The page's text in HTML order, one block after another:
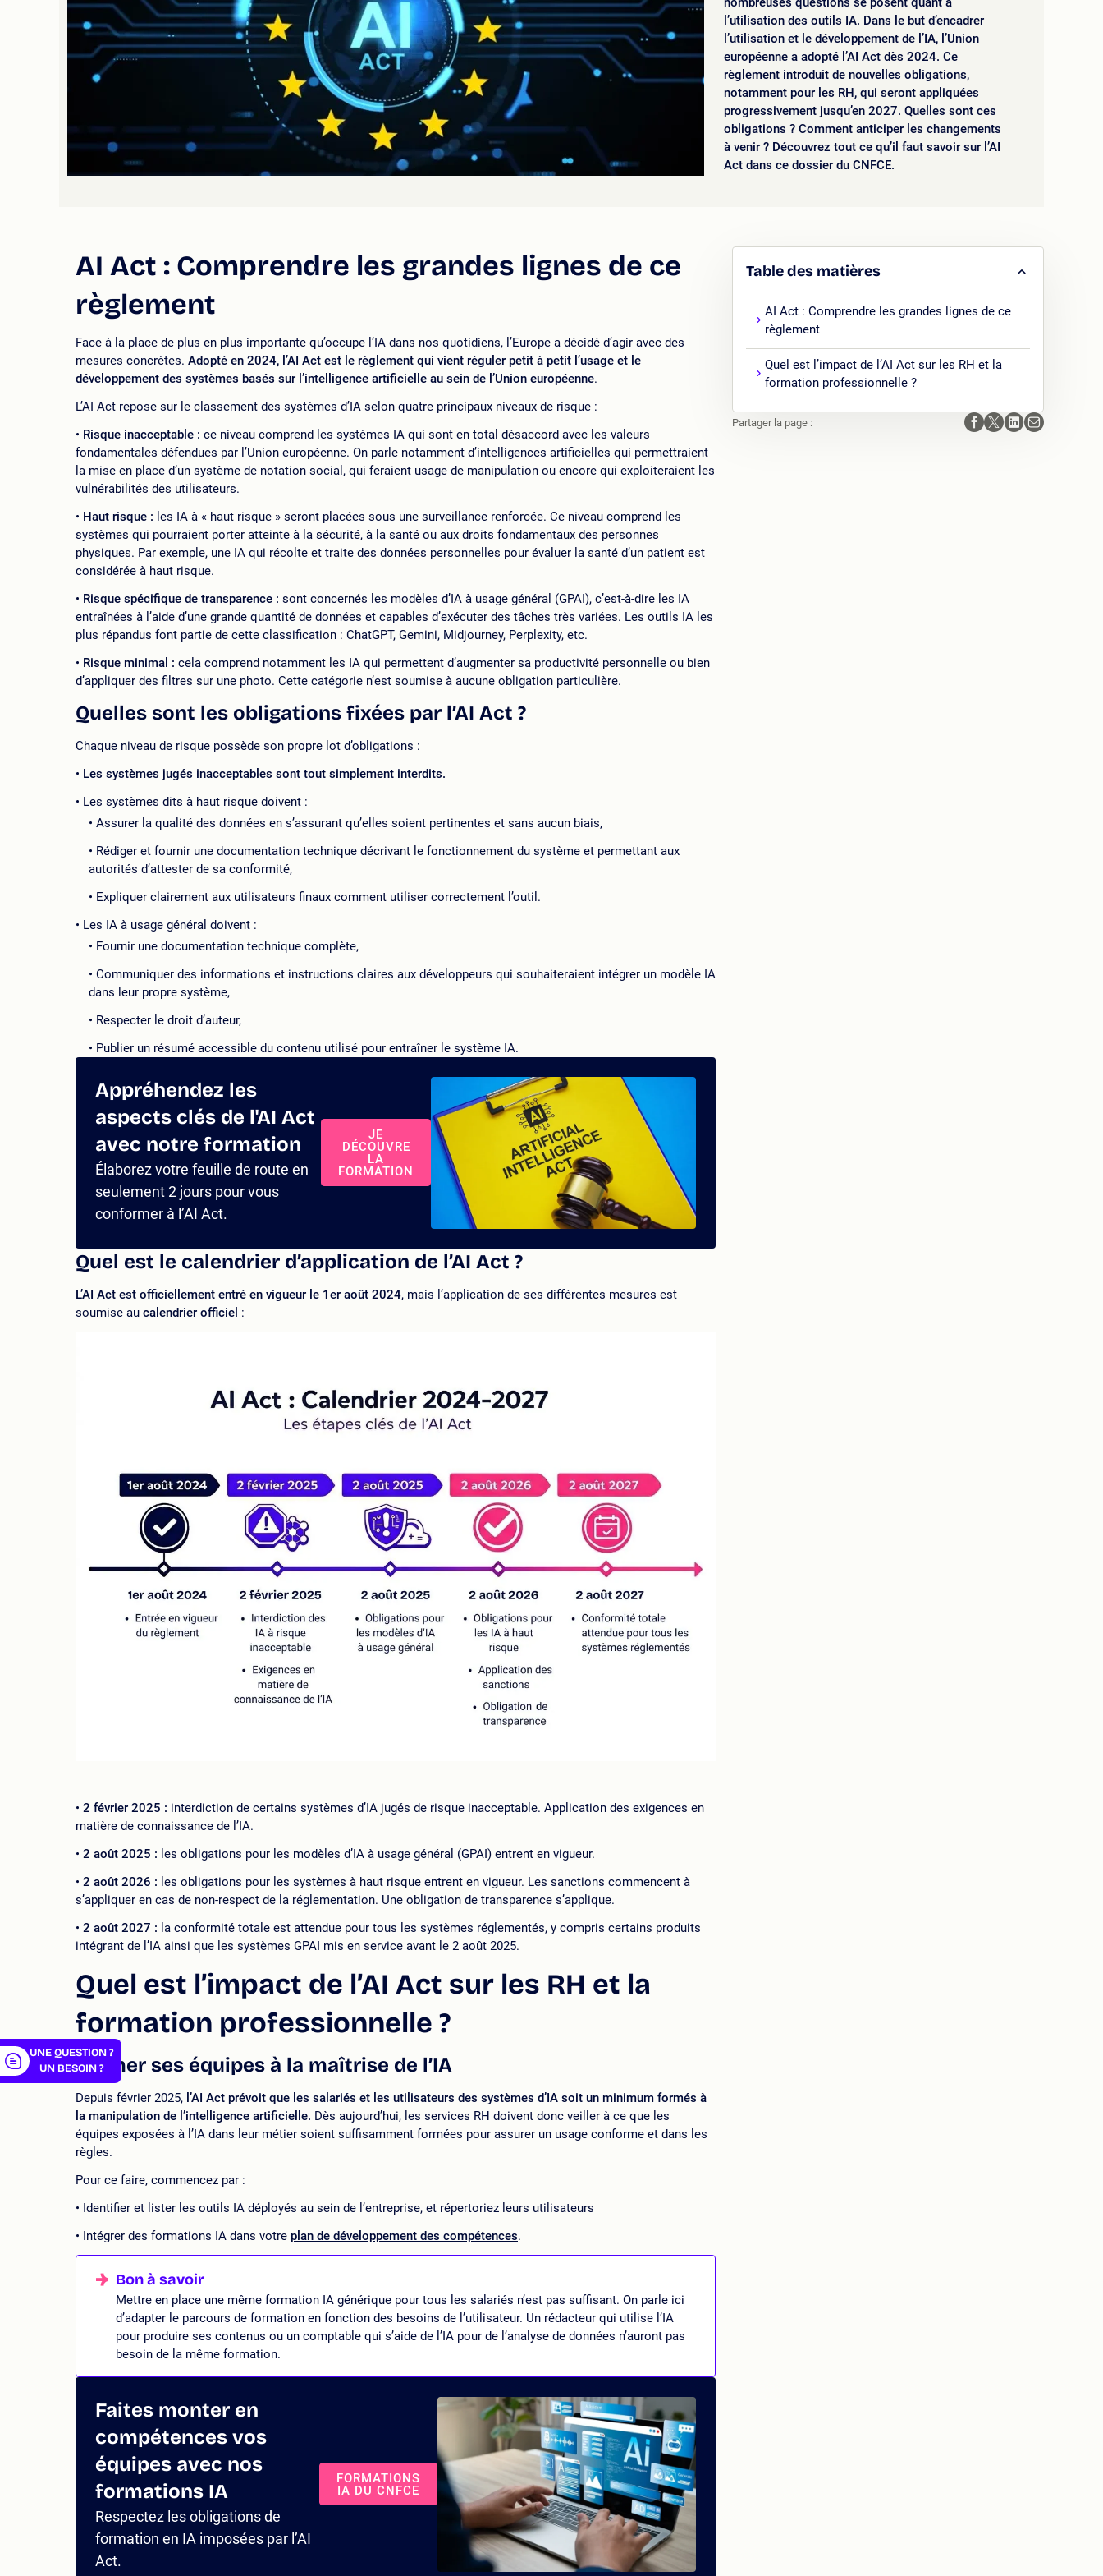
l’utilisation des outils IA. Dans le but d’encadrer
l’utilisation et le développement de l’IA, l’Union
européenne a adopté l’AI Act dès 2024. Ce
règlement introduit de nouvelles obligations,
notamment pour les RH, qui seront appliquées
progressivement jusqu’en 2027. Quelles sont ces
obligations ? Comment anticiper les changements
à venir ? Découvrez tout ce qu’il faut savoir sur l’AI
Act dans ce dossier du CNFCE.
AI Act : Comprendre les grandes lignes de ce
règlement
Face à la place de plus en plus importante qu’occupe l’IA dans nos quotidiens, l’Europe a décidé d’agir avec des
mesures concrètes. Adopté en 2024, l’AI Act est le règlement qui vient réguler petit à petit l’usage et le
développement des systèmes basés sur l’intelligence artificielle au sein de l’Union européenne.
L’AI Act repose sur le classement des systèmes d’IA selon quatre principaux niveaux de risque :
Risque inacceptable : ce niveau comprend les systèmes IA qui sont en total désaccord avec les valeurs
fondamentales défendues par l’Union européenne. On parle notamment d’intelligences artificielles qui permettraient
la mise en place d’un système de notation social, qui feraient usage de manipulation ou encore qui exploiteraient les
vulnérabilités des utilisateurs.
Haut risque : les IA à « haut risque » seront placées sous une surveillance renforcée. Ce niveau comprend les
systèmes qui pourraient porter atteinte à la sécurité, à la santé ou aux droits fondamentaux des personnes
physiques. Par exemple, une IA qui récolte et traite des données personnelles pour évaluer la santé d’un patient est
considérée à haut risque.
Risque spécifique de transparence : sont concernés les modèles d’IA à usage général (GPAI), c’est-à-dire les IA
entraînées à l’aide d’une grande quantité de données et capables d’exécuter des tâches très variées. Les outils IA les
plus répandus font partie de cette classification : ChatGPT, Gemini, Midjourney, Perplexity, etc.
Risque minimal : cela comprend notamment les IA qui permettent d’augmenter sa productivité personnelle ou bien
d’appliquer des filtres sur une photo. Cette catégorie n’est soumise à aucune obligation particulière.
Quelles sont les obligations fixées par l’AI Act ?
Chaque niveau de risque possède son propre lot d’obligations :
Les systèmes jugés inacceptables sont tout simplement interdits.
Les systèmes dits à haut risque doivent :
Assurer la qualité des données en s’assurant qu’elles soient pertinentes et sans aucun biais,
Rédiger et fournir une documentation technique décrivant le fonctionnement du système et permettant aux
autorités d’attester de sa conformité,
Expliquer clairement aux utilisateurs finaux comment utiliser correctement l’outil.
Les IA à usage général doivent :
Fournir une documentation technique complète,
Communiquer des informations et instructions claires aux développeurs qui souhaiteraient intégrer un modèle IA
dans leur propre système,
Respecter le droit d’auteur,
Publier un résumé accessible du contenu utilisé pour entraîner le système IA.
Appréhendez les
aspects clés de l'AI Act
avec notre formation
Élaborez votre feuille de route en
seulement 2 jours pour vous
conformer à l’AI Act.
JE
DÉCOUVRE
LA
FORMATION
Quel est le calendrier d’application de l’AI Act ?
L’AI Act est officiellement entré en vigueur le 1er août 2024, mais l’application de ses différentes mesures est
soumise au calendrier officiel :
2 février 2025 : interdiction de certains systèmes d’IA jugés de risque inacceptable. Application des exigences en
matière de connaissance de l’IA.
2 août 2025 : les obligations pour les modèles d’IA à usage général (GPAI) entrent en vigueur.
2 août 2026 : les obligations pour les systèmes à haut risque entrent en vigueur. Les sanctions commencent à
s’appliquer en cas de non-respect de la réglementation. Une obligation de transparence s’applique.
2 août 2027 : la conformité totale est attendue pour tous les systèmes réglementés, y compris certains produits
intégrant de l’IA ainsi que les systèmes GPAI mis en service avant le 2 août 2025.
Quel est l’impact de l’AI Act sur les RH et la
formation professionnelle ?
Former ses équipes à la maîtrise de l’IA
Depuis février 2025, l’AI Act prévoit que les salariés et les utilisateurs des systèmes d’IA soit un minimum formés à
la manipulation de l’intelligence artificielle. Dès aujourd’hui, les services RH doivent donc veiller à ce que les
équipes exposées à l’IA dans leur métier soient suffisamment formées pour assurer un usage conforme et dans les
règles.
Pour ce faire, commencez par :
Identifier et lister les outils IA déployés au sein de l’entreprise, et répertoriez leurs utilisateurs
Intégrer des formations IA dans votre plan de développement des compétences.
Mettre en place une même formation IA générique pour tous les salariés n’est pas suffisant. On parle ici
d’adapter le parcours de formation en fonction des besoins de l’utilisateur. Un rédacteur qui utilise l’IA
pour produire ses contenus ou un comptable qui s’aide de l’IA pour de l’analyse de données n’auront pas
besoin de la même formation.
Faites monter en
compétences vos
équipes avec nos
formations IA
Respectez les obligations de
formation en IA imposées par l’AI
Act.
FORMATIONS
IA DU CNFCE
Table des matières
AI Act : Comprendre les grandes lignes de ce
règlement
Quel est l’impact de l’AI Act sur les RH et la
formation professionnelle ?
Partager la page :
UNE QUESTION ?
UN BESOIN ?